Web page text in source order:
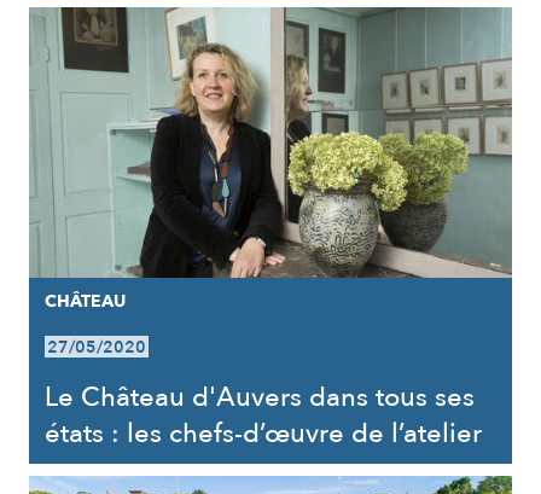
CHÂTEAU
27/05/2020
Le Château d'Auvers dans tous ses
états : les chefs-d’œuvre de l’atelier